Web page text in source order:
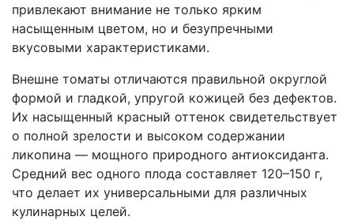
привлекают внимание не только ярким
насыщенным цветом, но и безупречными
вкусовыми характеристиками.
Внешне томаты отличаются правильной округлой
формой и гладкой, упругой кожицей без дефектов.
Их насыщенный красный оттенок свидетельствует
о полной зрелости и высоком содержании
ликопина — мощного природного антиоксиданта.
Средний вес одного плода составляет 120–150 г,
что делает их универсальными для различных
кулинарных целей.